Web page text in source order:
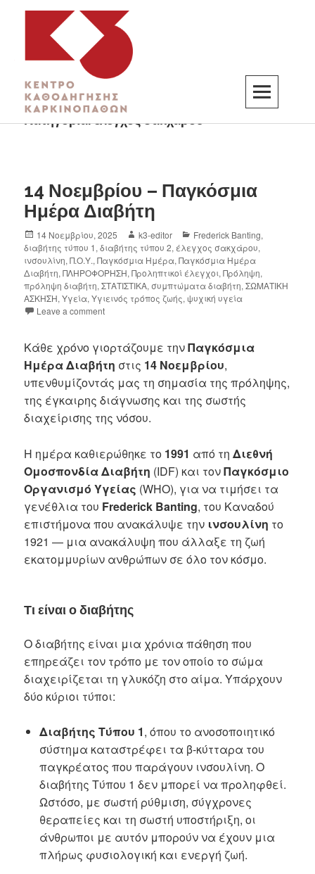
K3
ΚΕΝΤΡΟ ΚΑΘΟΔΗΓΗΣΗΣ ΚΑΡΚΙΝΟΠΑΘΩΝ
Κατηγορία:έλεγχος σακχάρου
14 Νοεμβρίου – Παγκόσμια
Ημέρα Διαβήτη
14 Νοεμβρίου, 2025 k3-editor Frederick Banting,
διαβήτης τύπου 1,διαβήτης τύπου 2, έλεγχος σακχάρου,
ινσουλίνη,Π.Ο.Υ.,Παγκόσμια Ημέρα,Παγκόσμια Ημέρα
Διαβήτη,ΠΛΗΡΟΦΟΡΗΣΗ,Προληπτικοί έλεγχοι,Πρόληψη,
πρόληψη διαβήτη,ΣΤΑΤΙΣΤΙΚΑ,συμπτώματα διαβήτη,ΣΩΜΑΤΙΚΗ
ΑΣΚΗΣΗ,Υγεία,Υγιεινός τρόπος ζωής,ψυχική υγεία
Leave a comment
Κάθε χρόνο γιορτάζουμε τηνΠαγκόσμια
Ημέρα Διαβήτη στις 14 Νοεμβρίου,
υπενθυμίζοντάς μας τη σημασία της πρόληψης,
της έγκαιρης διάγνωσης και της σωστής
διαχείρισης της νόσου.
Η ημέρα καθιερώθηκε το 1991 από τηΔιεθνή
Ομοσπονδία Διαβήτη (IDF) και τονΠαγκόσμιο
Οργανισμό Υγείας (WHO), για να τιμήσει τα
γενέθλια του Frederick Banting, του Καναδού
επιστήμονα που ανακάλυψε την ινσουλίνη το
1921 — μια ανακάλυψη που άλλαξε τη ζωή
εκατομμυρίων ανθρώπων σε όλο τον κόσμο.
Τι είναι ο διαβήτης
Ο διαβήτης είναι μια χρόνια πάθηση που
επηρεάζει τον τρόπο με τον οποίο το σώμα
διαχειρίζεται τη γλυκόζη στο αίμα. Υπάρχουν
δύο κύριοι τύποι:
Διαβήτης Τύπου 1, όπου το ανοσοποιητικό
σύστημα καταστρέφει τα β-κύτταρα του
παγκρέατος που παράγουν ινσουλίνη. Ο
διαβήτης Τύπου 1 δεν μπορεί να προληφθεί.
Ωστόσο, με σωστή ρύθμιση, σύγχρονες
θεραπείες και τη σωστή υποστήριξη, οι
άνθρωποι με αυτόν μπορούν να έχουν μια
πλήρως φυσιολογική και ενεργή ζωή.